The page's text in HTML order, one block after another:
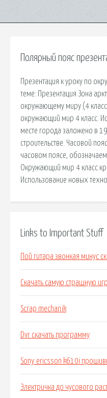
Полярный пояс
Презентация к уроку по
теме: Презентация Зона
окружающему миру (4
окружающий мир 4 класс.
месте города заложено в
строительстве. Часовой
часовом поясе,
Окружающий мир 4 класс
Использование новых
Links to Important Stuff
Пой гитара звонкая минус
Скачать самую страшную
Scrap mechanik
Dvr скачать программу
Sony ericsson k610i
Электричка до чусового